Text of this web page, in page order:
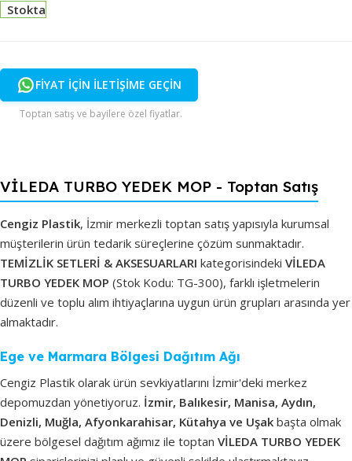
Stokta
FİYAT İÇİN İLETİŞİME GEÇİN
Toptan satış ve bayilere özel fiyatlar.
VİLEDA TURBO YEDEK MOP - Toptan Satış
Cengiz Plastik, İzmir merkezli toptan satış yapısıyla kurumsal
müşterilerin ürün tedarik süreçlerine çözüm sunmaktadır.
TEMİZLİK SETLERİ & AKSESUARLARI kategorisindeki VİLEDA
TURBO YEDEK MOP (Stok Kodu: TG-300), farklı işletmelerin
düzenli ve toplu alım ihtiyaçlarına uygun ürün grupları arasında yer
almaktadır.
Ege ve Marmara Bölgesi Dağıtım Ağı
Cengiz Plastik olarak ürün sevkiyatlarını İzmir'deki merkez
depomuzdan yönetiyoruz. İzmir, Balıkesir, Manisa, Aydın,
Denizli, Muğla, Afyonkarahisar, Kütahya ve Uşak başta olmak
üzere bölgesel dağıtım ağımız ile toptan VİLEDA TURBO YEDEK